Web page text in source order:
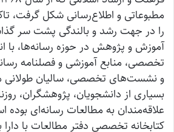
مطبوعاتی و اطلاع‌رسانی شکل گرفت،
را در جهت رشد و بالندگی پشت سر
آموزش و پژوهش در حوزه رسانه‌ها، با
تخصصی، منابع آموزشی و فصلنامه
و نشست‌های تخصصی، سالیان طولانی
بسیاری از دانشجویان، پژوهشگران،
علاقه‌مندان به مطالعات رسانه‌ای بوده